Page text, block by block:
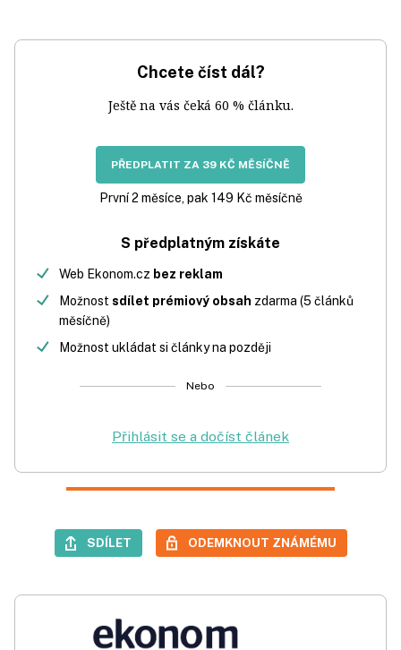
Chcete číst dál?
Ještě na vás čeká 60 % článku.
PŘEDPLATIT ZA 39 KČ MĚSÍČNĚ
První 2 měsíce, pak 149 Kč měsíčně
S předplatným získáte
Web Ekonom.cz bez reklam
Možnost sdílet prémiový obsah zdarma (5 článků
měsíčně)
Možnost ukládat si články na později
Nebo
Přihlásit se a dočíst článek
SDÍLET ODEMKNOUT ZNÁMÉMU